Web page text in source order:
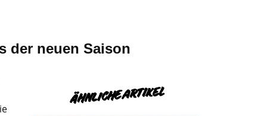
der neuen Saison
ÄHNLICHE ARTIKEL